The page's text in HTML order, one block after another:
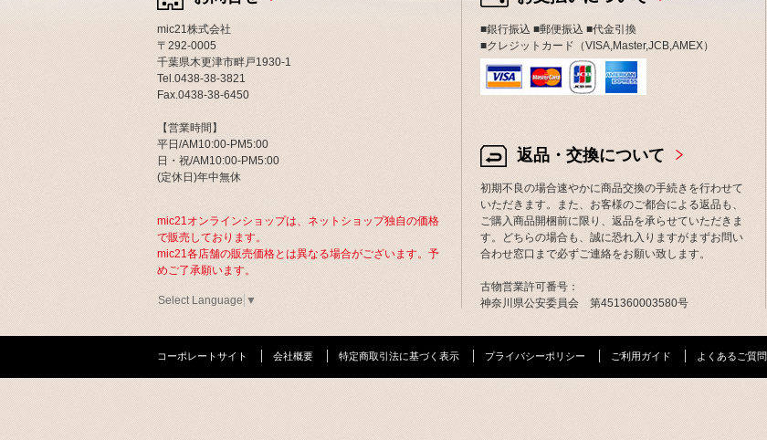
mic21株式会社
〒292-0005
千葉県木更津市畔戸1930-1
Tel.0438-38-3821
Fax.0438-38-6450
【営業時間】
平日/AM10:00-PM5:00
日・祝/AM10:00-PM5:00
(定休日)年中無休
mic21オンラインショップは、ネットショップ独自の価格
で販売しております。
mic21各店舗の販売価格とは異なる場合がございます。予
めご了承願います。
Select Language ▼
■銀行振込 ■郵便振込 ■代金引換
■クレジットカード（VISA,Master,JCB,AMEX）
返品・交換について
初期不良の場合速やかに商品交換の手続きを行わせて
いただきます。また、お客様のご都合による返品も、
ご購入商品開梱前に限り、返品を承らせていただきま
す。どちらの場合も、誠に恐れ入りますがまずお問い
合わせ窓口まで必ずご連絡をお願い致します。
古物営業許可番号：
神奈川県公安委員会 第451360003580号
コーポレートサイト 会社概要 特定商取引法に基づく表示 プライバシーポリシー ご利用ガイド よくあるご質問